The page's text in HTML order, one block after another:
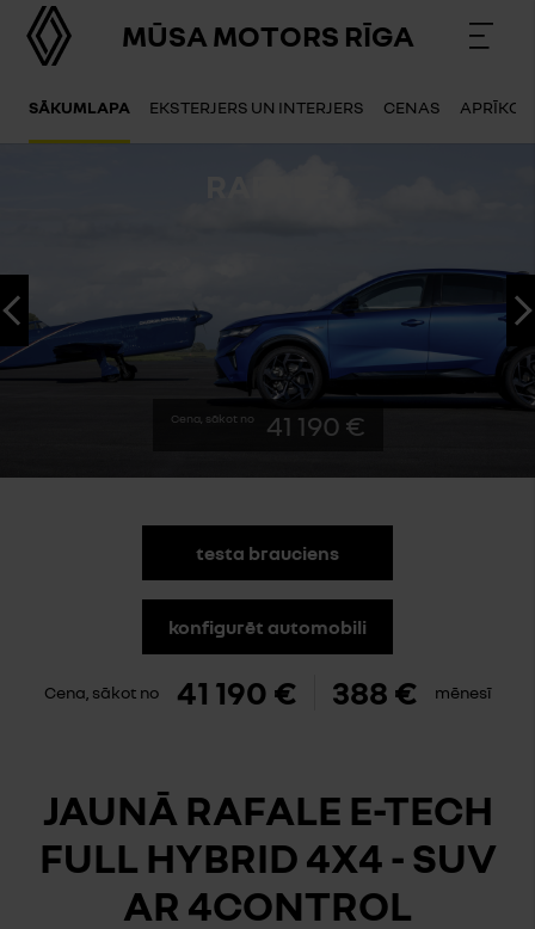
MŪSA MOTORS RĪGA
SĀKUMLAPA EKSTERJERS UN INTERJERS CENAS
Cena, sākot no 41 190 €
ATPAKAĻ
testa brauciens
konfigurēt automobili
Cena, sākot no 41 190 € 388 € mēnesī
JAUNĀ RAFALE E-TECH
FULL HYBRID 4X4 - SUV
AR 4CONTROL